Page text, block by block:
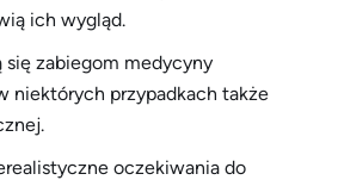
ich wygląd.
się zabiegom medycyny
niektórych przypadkach także
oczekiwania do